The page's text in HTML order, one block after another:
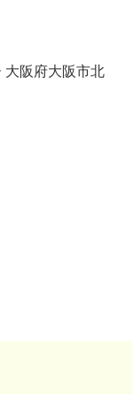
大阪府大阪市北